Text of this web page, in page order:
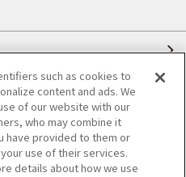
討の方へ
such as cookies to
content and ads. We
of our website with our
who may combine it
have provided to them or
use of their services.
details about how we use